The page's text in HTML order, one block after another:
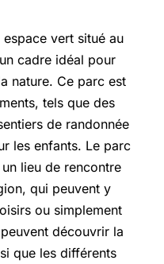
espace vert situé au
cadre idéal pour
nature. Ce parc est
tels que des
de randonnée
les enfants. Le parc
lieu de rencontre
qui peuvent y
ou simplement
découvrir la
que les différents